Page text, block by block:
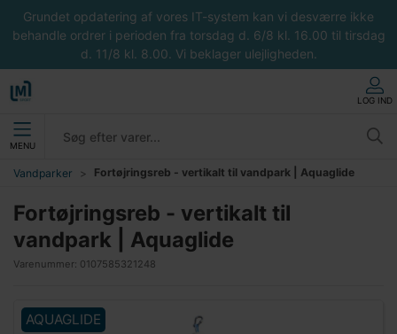
Grundet opdatering af vores IT-system kan vi desværre ikke
behandle ordrer i perioden fra torsdag d. 6/8 kl. 16.00 til tirsdag
d. 11/8 kl. 8.00. Vi beklager ulejligheden.
LOG IND
MENU
Vandparker Fortøjringsreb - vertikalt til vandpark | Aquaglide
Fortøjringsreb - vertikalt til
vandpark | Aquaglide
Varenummer: 0107585321248
AQUAGLIDE